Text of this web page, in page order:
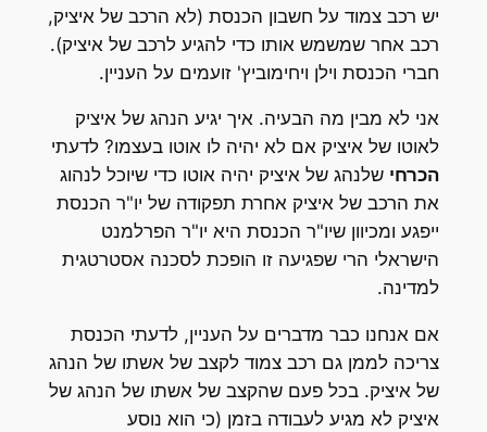
יש רכב צמוד על חשבון הכנסת (לא הרכב של איציק,
רכב אחר שמשמש אותו כדי להגיע לרכב של איציק).
חברי הכנסת וילן ויחימוביץ' זועמים על העניין.
אני לא מבין מה הבעיה. איך יגיע הנהג של איציק
לאוטו של איציק אם לא יהיה לו אוטו בעצמו? לדעתי
הכרחי שלנהג של איציק יהיה אוטו כדי שיוכל לנהוג
את הרכב של איציק אחרת תפקודה של יו"ר הכנסת
ייפגע ומכיוון שיו"ר הכנסת היא יו"ר הפרלמנט
הישראלי הרי שפגיעה זו הופכת לסכנה אסטרטגית
למדינה.
אם אנחנו כבר מדברים על העניין, לדעתי הכנסת
צריכה לממן גם רכב צמוד לקצב של אשתו של הנהג
של איציק. בכל פעם שהקצב של אשתו של הנהג של
איציק לא מגיע לעבודה בזמן (כי הוא נוסע